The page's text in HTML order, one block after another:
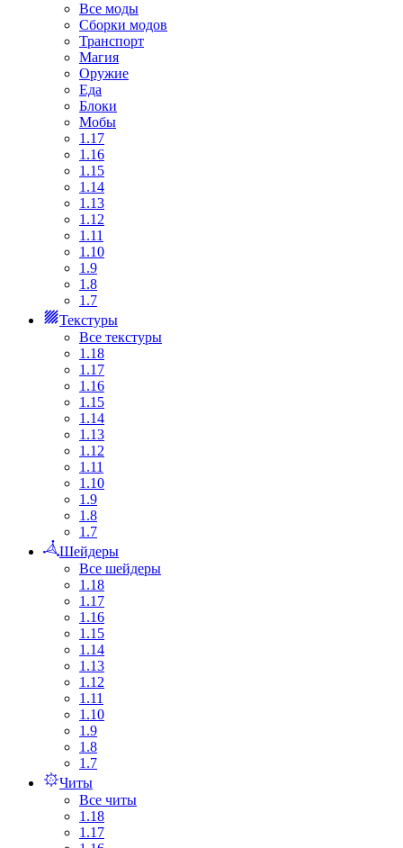
Все моды
Сборки модов
Транспорт
Магия
Оружие
Еда
Блоки
Мобы
1.17
1.16
1.15
1.14
1.13
1.12
1.11
1.10
1.9
1.8
1.7
Текстуры
Все текстуры
1.18
1.17
1.16
1.15
1.14
1.13
1.12
1.11
1.10
1.9
1.8
1.7
Шейдеры
Все шейдеры
1.18
1.17
1.16
1.15
1.14
1.13
1.12
1.11
1.10
1.9
1.8
1.7
Читы
Все читы
1.18
1.17